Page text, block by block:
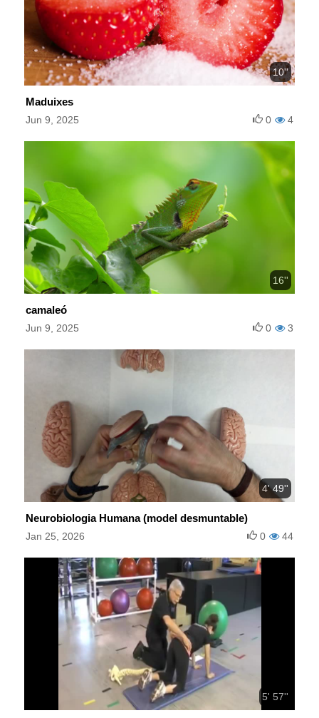
10''
Maduixes
Jun 9, 2025 4
0
16''
camaleó
Jun 9, 2025 3
0
4' 49''
Neurobiologia Humana (model desmuntable)
Jan 25, 2026 44
0
5' 57''